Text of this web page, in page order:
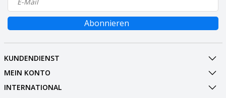
Abonnieren
KUNDENDIENST
MEIN KONTO
INTERNATIONAL